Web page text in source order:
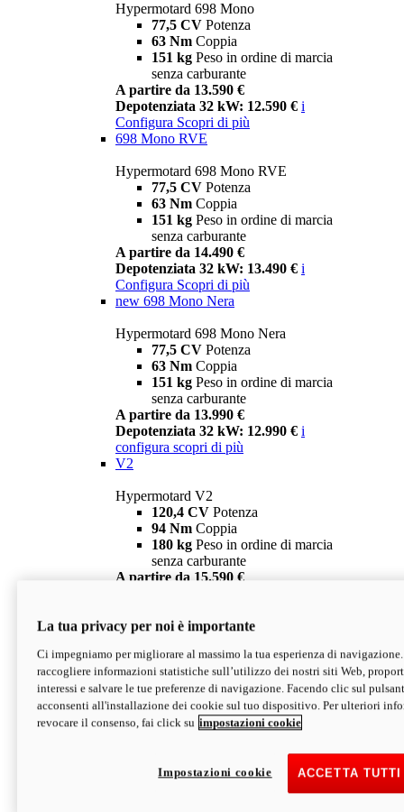
Hypermotard 698 Mono
77,5 CV Potenza
63 Nm Coppia
151 kg Peso in ordine di marcia
senza carburante
A partire da 13.590 €
Depotenziata 32 kW: 12.590 € i
Configura Scopri di più
698 Mono RVE
Hypermotard 698 Mono RVE
77,5 CV Potenza
63 Nm Coppia
151 kg Peso in ordine di marcia
senza carburante
A partire da 14.490 €
Depotenziata 32 kW: 13.490 € i
Configura Scopri di più
new 698 Mono Nera
Hypermotard 698 Mono Nera
77,5 CV Potenza
63 Nm Coppia
151 kg Peso in ordine di marcia
senza carburante
A partire da 13.990 €
Depotenziata 32 kW: 12.990 € i
configura scopri di più
V2
Hypermotard V2
120,4 CV Potenza
94 Nm Coppia
180 kg Peso in ordine di marcia
senza carburante
A partire da 15.590 €
V2 SP
Hypermotard V2 SP
120,4 CVPotenza
94 NmCoppia
177 kgPeso in ordine di marcia
senza carburante
Depotenziata 35 kW: 18.890 € i
configura scopri di più
La tua privacy per noi è importante
Ci impegniamo per migliorare al massimo la tua esperienza di
raccogliere informazioni statistiche sull’utilizzo dei nostri siti Web,
interessi e salvare le tue preferenze di navigazione. Facendo clic sul
acconsenti all'installazione dei cookie sul tuo dispositivo. Per ulteriori
revocare il consenso, fai click su impostazioni cookie
ACCETTA
Impostazioni cookie